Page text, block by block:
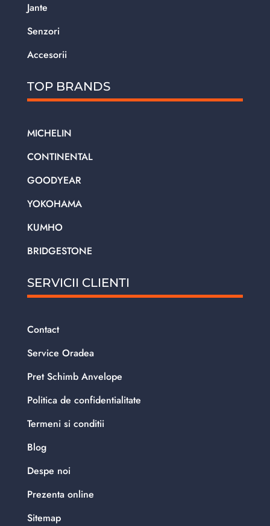
Jante
Senzori
Accesorii
TOP BRANDS
MICHELIN
CONTINENTAL
GOODYEAR
YOKOHAMA
KUMHO
BRIDGESTONE
SERVICII CLIENTI
Contact
Service Oradea
Pret Schimb Anvelope
Politica de confidentialitate
Termeni si conditii
Blog
Despe noi
Prezenta online
Sitemap